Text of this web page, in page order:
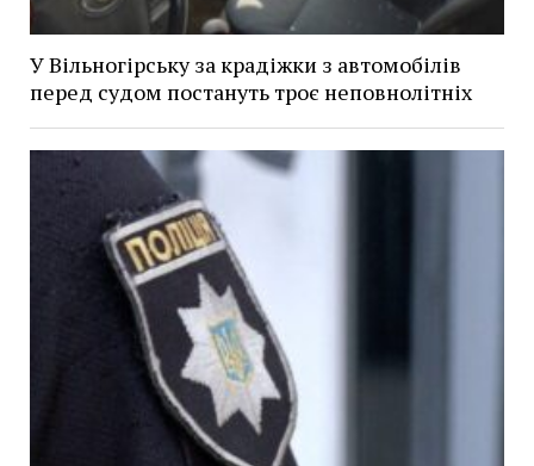
У Вільногірську за крадіжки з автомобілів
перед судом постануть троє неповнолітніх